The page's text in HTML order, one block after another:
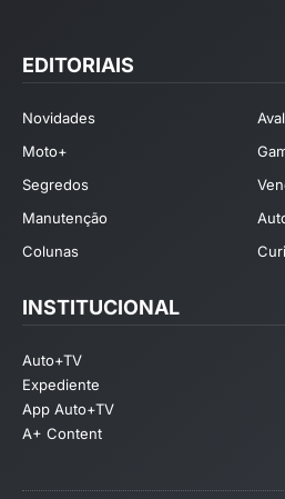
EDITORIAIS
Novidades
Moto+
Segredos
Manutenção
Colunas
INSTITUCIONAL
Auto+TV
Expediente
App Auto+TV
A+ Content